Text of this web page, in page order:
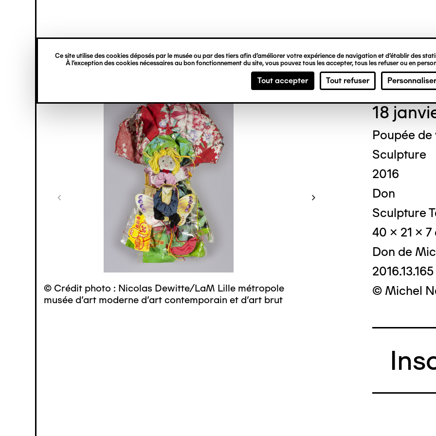
Ce site utilise des cookies déposés par le musée ou par des tiers afin d’améliorer votre expérience de navigation et d’établir des
À l’exception des cookies nécessaires au bon fonctionnement du site, vous pouvez tous les accepter, tous les refuser ou en
Tout accepter Tout refuser Personnaliser
principal
verticale
© Crédit photo : Nicolas Dewitte/LaM Lille métropole
musée d’art moderne d’art contemporain et d’art brut
© Crédit
musée d’art
18
Poupée
Sculpture
2016
Don
Sculpture
40 x 21 x 7
Don de
2016.13.165
© Michel